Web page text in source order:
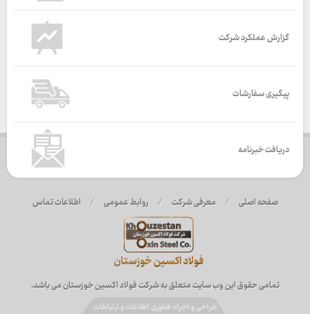
گزارش عملکرد شرکت
پیگیری سفارشات
دریافت خبرنامه
صفحه اصلی / معرفی شرکت / روابط عمومی / اطلاعات تماس
تمامی حقوق این وب سایت متعلق به شرکت فولاد اکسین خوزستان می باشد.
طراحی و اجراء: فناوری اطلاعات و ارتباطات